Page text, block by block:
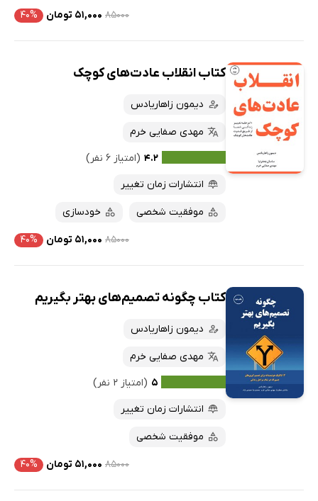
۸۵۰۰۰ ۵۱,۰۰۰ تومان ۴۰%
کتاب انقلاب عادت‌های کوچک
دیمون زاهاریادس
مهدی صفایی خرم
۴.۲ (امتیاز ۶ نفر)
انتشارات زمان تغییر
موفقیت شخصی خودسازی
۸۵۰۰۰ ۵۱,۰۰۰ تومان ۴۰%
کتاب چگونه تصمیم‌های بهتر بگیریم
دیمون زاهاریادس
مهدی صفایی خرم
۵ (امتیاز ۲ نفر)
انتشارات زمان تغییر
موفقیت شخصی
۸۵۰۰۰ ۵۱,۰۰۰ تومان ۴۰%